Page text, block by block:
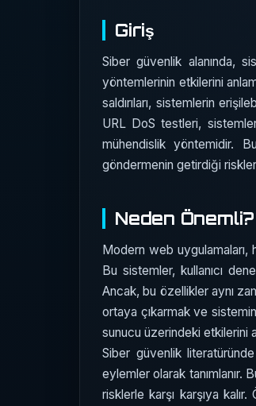
Giriş
Siber güvenlik alanında,
yöntemlerinin etkilerini
saldırıları, sistemlerin
URL DoS testleri,
mühendislik yöntemidir.
göndermenin getirdiği
Neden Önemli?
Modern web
Bu sistemler, kullanıcı
Ancak, bu özellikler aynı
ortaya çıkarmak ve sistemin
sunucu üzerindeki etkilerini
Siber güvenlik
eylemler olarak tanımlanır.
risklerle karşı karşıya kalır.